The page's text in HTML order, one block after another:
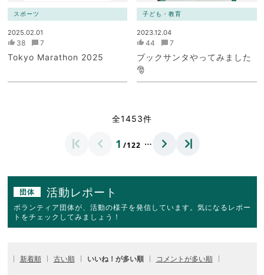
スポーツ
2025.02.01
38 7
Tokyo Marathon 2025
子ども・教育
2023.12.04
44 7
ブックサンタやってみました
🎅
全1453件
1 /122 …
団体 活動レポート
ボランティア団体が、活動の様子を発信しています。気になるレポー
トをチェックしてみましょう！
新着順 古い順 いいね！が多い順 コメントが多い順